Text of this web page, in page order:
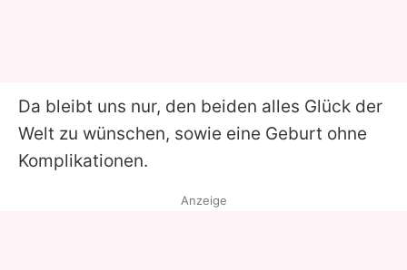
Da bleibt uns nur, den beiden alles Glück der
Welt zu wünschen, sowie eine Geburt ohne
Komplikationen.
Anzeige